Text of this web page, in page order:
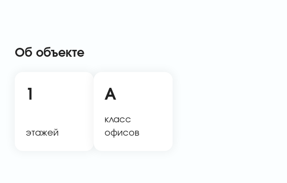
Об объекте
1
этажей
A
класс
офисов